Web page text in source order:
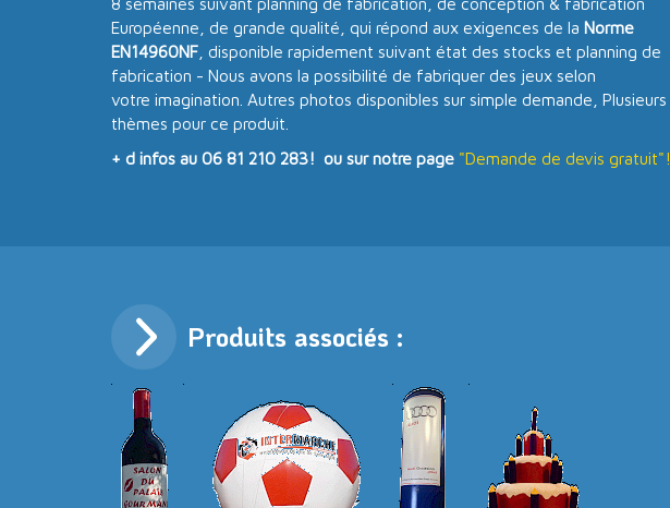
Européenne, de grande qualité, qui répond aux exigences de la Norme
EN14960NF , disponible rapidement suivant état des stocks et planning de
fabrication - Nous avons la possibilité de fabriquer des jeux selon
votre imagination. Autres photos disponibles sur simple demande, Plusieurs
thèmes pour ce produit.
+ d infos au 06 81 210 283! ou sur notre page "Demande de devis gratuit"!
Produits associés :